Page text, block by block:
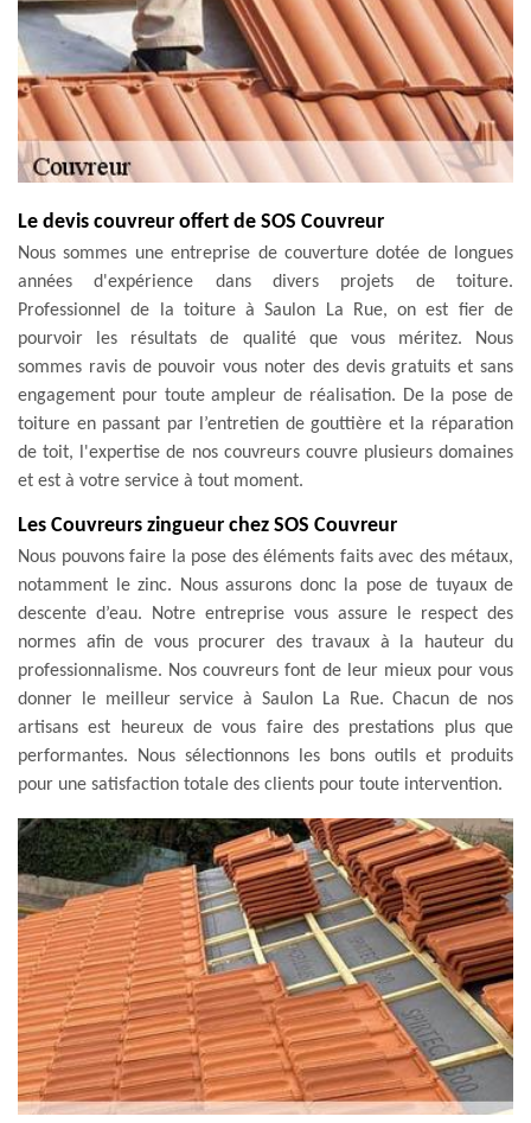
Le devis couvreur offert de SOS Couvreur
Nous sommes une entreprise de couverture dotée de longues
années d'expérience dans divers projets de toiture.
Professionnel de la toiture à Saulon La Rue, on est fier de
pourvoir les résultats de qualité que vous méritez. Nous
sommes ravis de pouvoir vous noter des devis gratuits et sans
engagement pour toute ampleur de réalisation. De la pose de
toiture en passant par l’entretien de gouttière et la réparation
de toit, l'expertise de nos couvreurs couvre plusieurs domaines
et est à votre service à tout moment.
Les Couvreurs zingueur chez SOS Couvreur
Nous pouvons faire la pose des éléments faits avec des métaux,
notamment le zinc. Nous assurons donc la pose de tuyaux de
descente d’eau. Notre entreprise vous assure le respect des
normes afin de vous procurer des travaux à la hauteur du
professionnalisme. Nos couvreurs font de leur mieux pour vous
donner le meilleur service à Saulon La Rue. Chacun de nos
artisans est heureux de vous faire des prestations plus que
performantes. Nous sélectionnons les bons outils et produits
pour une satisfaction totale des clients pour toute intervention.